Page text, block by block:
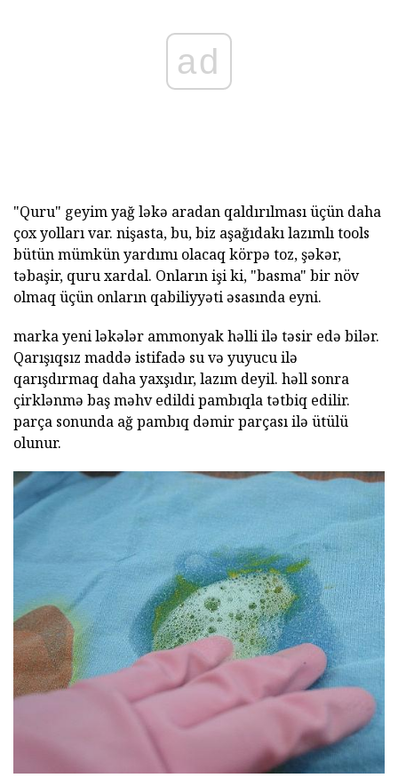
ad
"Quru" geyim yağ ləkə aradan qaldırılması üçün daha
çox yolları var. nişasta, bu, biz aşağıdakı lazımlı tools
bütün mümkün yardımı olacaq körpə toz, şəkər,
təbaşir, quru xardal. Onların işi ki, "basma" bir növ
olmaq üçün onların qabiliyyəti əsasında eyni.
marka yeni ləkələr ammonyak həlli ilə təsir edə bilər.
Qarışıqsız maddə istifadə su və yuyucu ilə
qarışdırmaq daha yaxşıdır, lazım deyil. həll sonra
çirklənmə baş məhv edildi pambıqla tətbiq edilir.
parça sonunda ağ pambıq dəmir parçası ilə ütülü
olunur.